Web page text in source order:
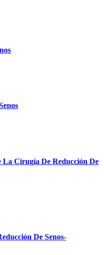
La Cirugía De Reducción De
De Senos-